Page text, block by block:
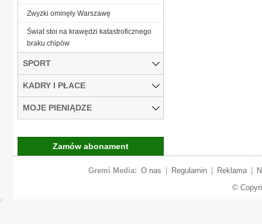
Zwyżki ominęły Warszawę
Świat stoi na krawędzi katastroficznego
braku chipów
SPORT
KADRY I PŁACE
MOJE PIENIĄDZE
Zamów abonament
Gremi Media: O nas Regulamin Reklama
©